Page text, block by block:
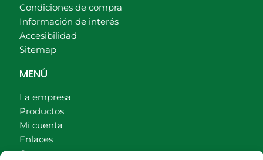
Condiciones de compra
Información de interés
Accesibilidad
Sitemap
MENÚ
La empresa
Productos
Mi cuenta
Enlaces
Contacto